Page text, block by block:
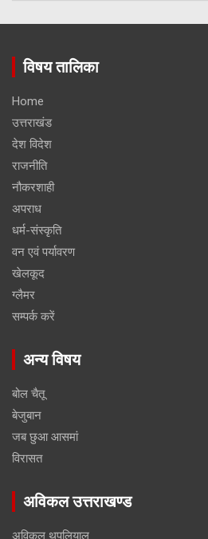
विषय तालिका
Home
उत्तराखंड
देश विदेश
राजनीति
नौकरशाही
अपराध
धर्म-संस्कृति
वन एवं पर्यावरण
खेलकूद
ग्लैमर
सम्पर्क करें
अन्य विषय
बोल चैतू
बेजुबान
जब छुआ आसमां
विरासत
अविकल उत्तराखण्ड
अविकल थपलियाल